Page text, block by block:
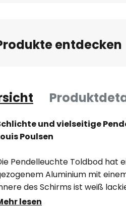
entdecken
und vielseitige
Poulsen
Pendelleuchte Toldbod hat
Aluminium mit
des Schirms ist weiß
blendfreie
lesen